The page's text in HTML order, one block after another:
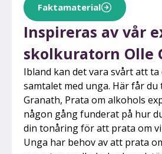
Faktamaterial
Inspireras av vår
skolkuratorn Olle
Ibland kan det vara svårt att
samtalet med unga. Här får du
Granath, Prata om alkohols
någon gång funderat på hur
din tonåring för att prata om
Unga har behov av att prata